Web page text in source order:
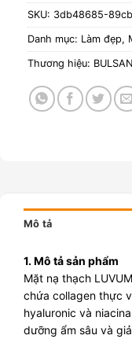
SKU: 3db48685-
Danh mục: Làm đẹp,
Thương hiệu:
Mô tả
1. Mô tả sản phẩm
Mặt nạ thạch
chứa collagen thực
hyaluronic và
dưỡng ẩm sâu và